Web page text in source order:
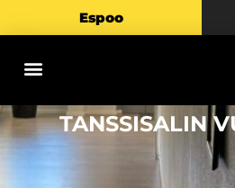
Espoo
TANSSISALIN